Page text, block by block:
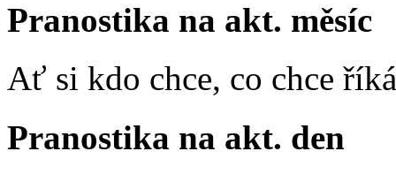
Pranostika na akt. měsíc
Ať si kdo chce, co chce
Pranostika na akt. den